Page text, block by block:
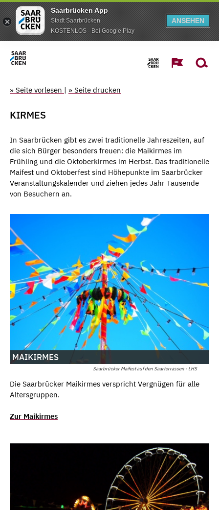
Saarbrücken App
Stadt Saarbrücken
KOSTENLOS - Bei Google Play
ANSEHEN
» Seite vorlesen | » Seite drucken
KIRMES
In Saarbrücken gibt es zwei traditionelle Jahreszeiten, auf
die sich Bürger besonders freuen: die Maikirmes im
Frühling und die Oktoberkirmes im Herbst. Das traditionelle
Maifest und Oktoberfest sind Höhepunkte im Saarbrücker
Veranstaltungskalender und ziehen jedes Jahr Tausende
von Besuchern an.
Saarbrücker Maifest auf den Saarterrassen - LHS
MAIKIRMES
Die Saarbrücker Maikirmes verspricht Vergnügen für alle
Altersgruppen.
Zur Maikirmes